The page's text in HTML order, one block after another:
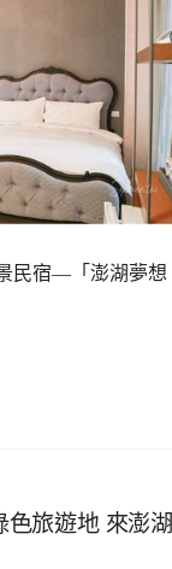
民宿—「澎湖夢想
旅遊地 來澎湖